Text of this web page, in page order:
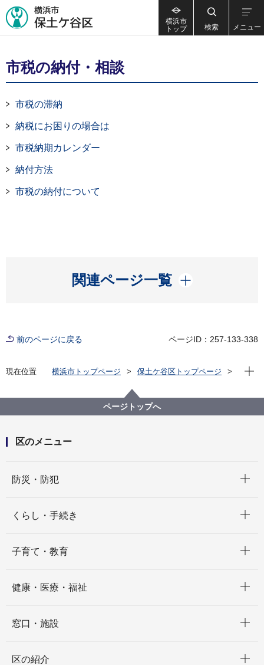
横浜市
トップ
検索 メニュー
市税の納付・相談
市税の滞納
納税にお困りの場合は
市税納期カレンダー
納付方法
市税の納付について
関連ページ一覧
開く
前のページに戻る ページID：257-133-338
現在位置 横浜市トップページ
保土ケ谷区トップページ
現在
ページトップへ
区のメニュー
防災・防犯
くらし・手続き
子育て・教育
健康・医療・福祉
窓口・施設
区の紹介